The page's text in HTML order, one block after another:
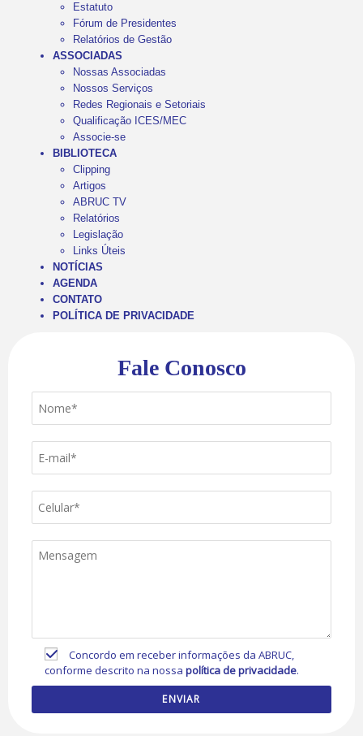
Estatuto
Fórum de Presidentes
Relatórios de Gestão
ASSOCIADAS
Nossas Associadas
Nossos Serviços
Redes Regionais e Setoriais
Qualificação ICES/MEC
Associe-se
BIBLIOTECA
Clipping
Artigos
ABRUC TV
Relatórios
Legislação
Links Úteis
NOTÍCIAS
AGENDA
CONTATO
POLÍTICA DE PRIVACIDADE
Fale Conosco
Concordo em receber informações da ABRUC,
conforme descrito na nossapolítica de privacidade.